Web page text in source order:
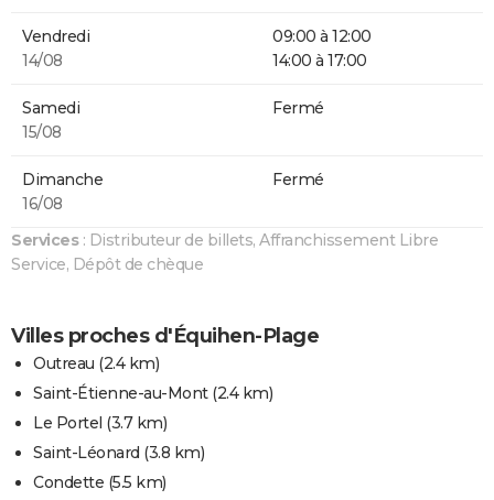
Vendredi
14/08
09:00 à 12:00
14:00 à 17:00
Samedi
15/08
Fermé
Dimanche
16/08
Fermé
Services: Distributeur de billets, Affranchissement Libre
Service, Dépôt de chèque
Villes proches d'Équihen-Plage
Outreau (2.4 km)
Saint-Étienne-au-Mont(2.4 km)
Le Portel (3.7 km)
Saint-Léonard (3.8 km)
Condette (5.5 km)